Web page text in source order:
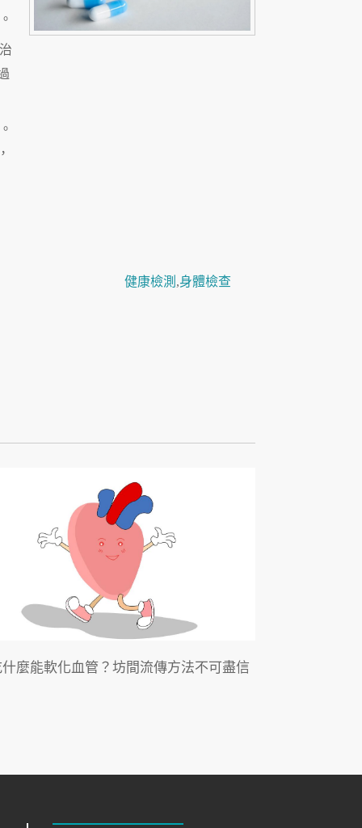
健康檢測 ,身體檢查
麼能軟化血管？坊間流傳方法不可盡信